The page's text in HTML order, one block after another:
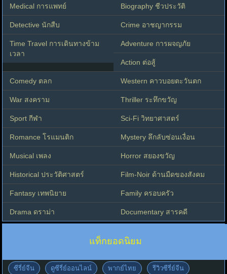
Medical การแพทย์ Biography ชีวประวัติ
Detective นักสืบ Crime อาชญากรรม
Time Travel การเดินทางข้าม
เวลา
Adventure การผจญภัย
Action ต่อสู้
Comedy ตลก Western คาวบอยตะวันตก
War สงคราม Thriller ระทึกขวัญ
Sport กีฬา Sci-Fi วิทยาศาสตร์
Romance โรแมนติก Mystery ลึกลับซ่อนเงื่อน
Musical เพลง Horror สยองขวัญ
Historical ประวัติศาสตร์ Film-Noir ด้านมืดของสังคม
Fantasy เทพนิยาย Family ครอบครัว
Drama ดราม่า Documentary สารคดี
แท็กยอดนิยม
ซีรี่ย์จีน ดูซีรี่ย์ออนไลน์ พากย์ไทย รีวิวซีรี่ย์จีน